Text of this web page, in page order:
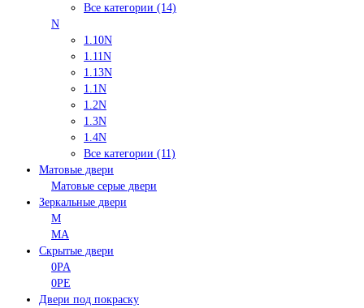
Все категории (14)
N
1.10N
1.11N
1.13N
1.1N
1.2N
1.3N
1.4N
Все категории (11)
Матовые двери
Матовые серые двери
Зеркальные двери
M
MA
Скрытые двери
0PA
0PE
Двери под покраску